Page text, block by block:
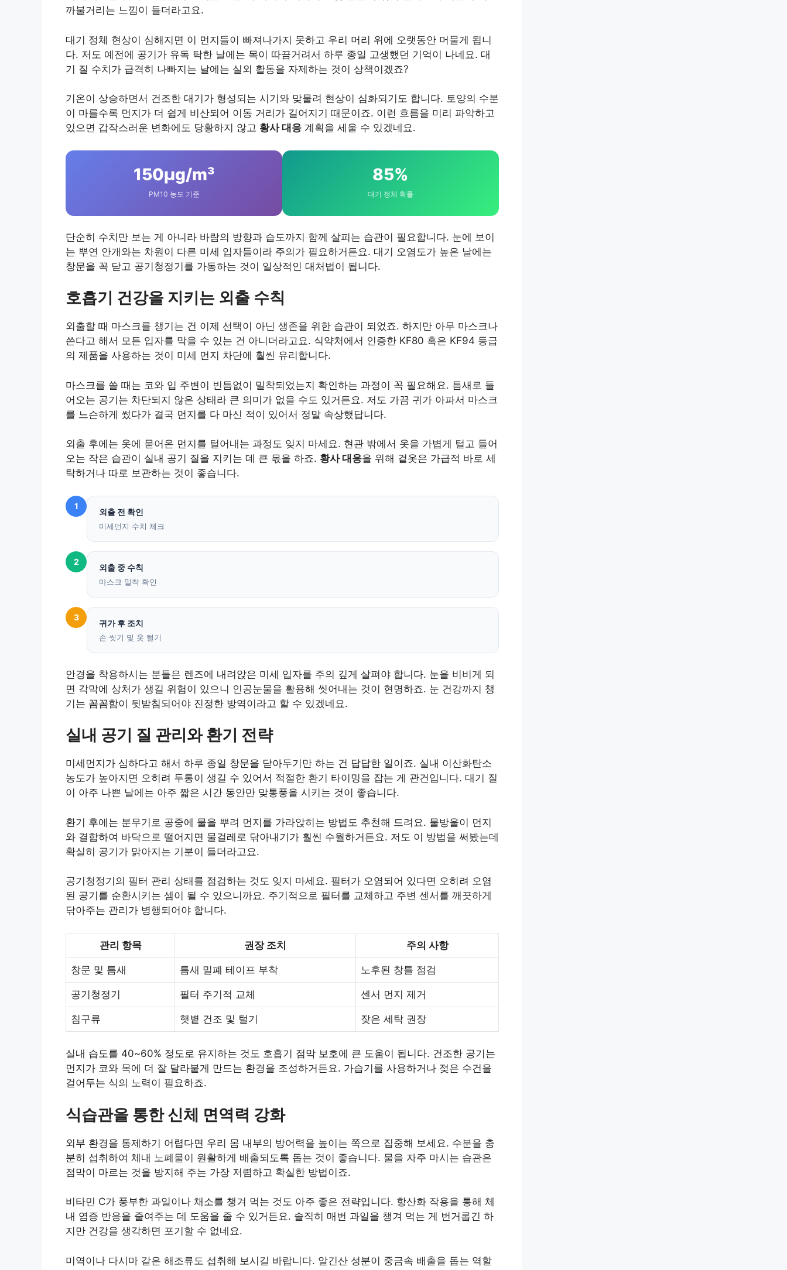
까불거리는 느낌이 들더라고요.
대기 정체 현상이 심해지면 이 먼지들이 빠져나가지 못하고 우리 머리 위에 오랫동안 머물게 됩니
다. 저도 예전에 공기가 유독 탁한 날에는 목이 따끔거려서 하루 종일 고생했던 기억이 나네요. 대
기 질 수치가 급격히 나빠지는 날에는 실외 활동을 자제하는 것이 상책이겠죠?
기온이 상승하면서 건조한 대기가 형성되는 시기와 맞물려 현상이 심화되기도 합니다. 토양의 수분
이 마를수록 먼지가 더 쉽게 비산되어 이동 거리가 길어지기 때문이죠. 이런 흐름을 미리 파악하고
있으면 갑작스러운 변화에도 당황하지 않고 황사 대응 계획을 세울 수 있겠네요.
150μg/m³
PM10 농도 기준
85%
대기 정체 확률
단순히 수치만 보는 게 아니라 바람의 방향과 습도까지 함께 살피는 습관이 필요합니다. 눈에 보이
는 뿌연 안개와는 차원이 다른 미세 입자들이라 주의가 필요하거든요. 대기 오염도가 높은 날에는
창문을 꼭 닫고 공기청정기를 가동하는 것이 일상적인 대처법이 됩니다.
호흡기 건강을 지키는 외출 수칙
외출할 때 마스크를 챙기는 건 이제 선택이 아닌 생존을 위한 습관이 되었죠. 하지만 아무 마스크나
쓴다고 해서 모든 입자를 막을 수 있는 건 아니더라고요. 식약처에서 인증한 KF80 혹은 KF94 등급
의 제품을 사용하는 것이 미세 먼지 차단에 훨씬 유리합니다.
마스크를 쓸 때는 코와 입 주변이 빈틈없이 밀착되었는지 확인하는 과정이 꼭 필요해요. 틈새로 들
어오는 공기는 차단되지 않은 상태라 큰 의미가 없을 수도 있거든요. 저도 가끔 귀가 아파서 마스크
를 느슨하게 썼다가 결국 먼지를 다 마신 적이 있어서 정말 속상했답니다.
외출 후에는 옷에 묻어온 먼지를 털어내는 과정도 잊지 마세요. 현관 밖에서 옷을 가볍게 털고 들어
오는 작은 습관이 실내 공기 질을 지키는 데 큰 몫을 하죠. 황사 대응을 위해 겉옷은 가급적 바로 세
탁하거나 따로 보관하는 것이 좋습니다.
1
외출 전 확인
미세먼지 수치 체크
2
외출 중 수칙
마스크 밀착 확인
3
귀가 후 조치
손 씻기 및 옷 털기
안경을 착용하시는 분들은 렌즈에 내려앉은 미세 입자를 주의 깊게 살펴야 합니다. 눈을 비비게 되
면 각막에 상처가 생길 위험이 있으니 인공눈물을 활용해 씻어내는 것이 현명하죠. 눈 건강까지 챙
기는 꼼꼼함이 뒷받침되어야 진정한 방역이라고 할 수 있겠네요.
실내 공기 질 관리와 환기 전략
미세먼지가 심하다고 해서 하루 종일 창문을 닫아두기만 하는 건 답답한 일이죠. 실내 이산화탄소
농도가 높아지면 오히려 두통이 생길 수 있어서 적절한 환기 타이밍을 잡는 게 관건입니다. 대기 질
이 아주 나쁜 날에는 아주 짧은 시간 동안만 맞통풍을 시키는 것이 좋습니다.
환기 후에는 분무기로 공중에 물을 뿌려 먼지를 가라앉히는 방법도 추천해 드려요. 물방울이 먼지
와 결합하여 바닥으로 떨어지면 물걸레로 닦아내기가 훨씬 수월하거든요. 저도 이 방법을 써봤는데
확실히 공기가 맑아지는 기분이 들더라고요.
공기청정기의 필터 관리 상태를 점검하는 것도 잊지 마세요. 필터가 오염되어 있다면 오히려 오염
된 공기를 순환시키는 셈이 될 수 있으니까요. 주기적으로 필터를 교체하고 주변 센서를 깨끗하게
닦아주는 관리가 병행되어야 합니다.
관리 항목 권장 조치 주의 사항
창문 및 틈새 틈새 밀폐 테이프 부착 노후된 창틀 점검
공기청정기 필터 주기적 교체 센서 먼지 제거
침구류 햇볕 건조 및 털기 잦은 세탁 권장
실내 습도를 40~60% 정도로 유지하는 것도 호흡기 점막 보호에 큰 도움이 됩니다. 건조한 공기는
먼지가 코와 목에 더 잘 달라붙게 만드는 환경을 조성하거든요. 가습기를 사용하거나 젖은 수건을
걸어두는 식의 노력이 필요하죠.
식습관을 통한 신체 면역력 강화
외부 환경을 통제하기 어렵다면 우리 몸 내부의 방어력을 높이는 쪽으로 집중해 보세요. 수분을 충
분히 섭취하여 체내 노폐물이 원활하게 배출되도록 돕는 것이 좋습니다. 물을 자주 마시는 습관은
점막이 마르는 것을 방지해 주는 가장 저렴하고 확실한 방법이죠.
비타민 C가 풍부한 과일이나 채소를 챙겨 먹는 것도 아주 좋은 전략입니다. 항산화 작용을 통해 체
내 염증 반응을 줄여주는 데 도움을 줄 수 있거든요. 솔직히 매번 과일을 챙겨 먹는 게 번거롭긴 하
지만 건강을 생각하면 포기할 수 없네요.
미역이나 다시마 같은 해조류도 섭취해 보시길 바랍니다. 알긴산 성분이 중금속 배출을 돕는 역할